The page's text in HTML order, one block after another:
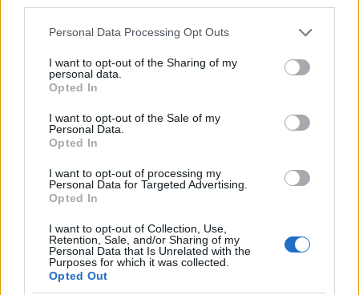
Please note that this website/app uses one or more Google
not limited to your visit or usage behaviour. You may click to
grant or deny consent to Google and its third-party tags to
use your data for below specified purposes in below Google
consent section.
Personal Data Processing Opt Outs
I want to opt-out of the Sharing of my
personal data.
Opted In
I want to opt-out of the Sale of my
Personal Data.
Opted In
I want to opt-out of processing my
Personal Data for Targeted Advertising.
Opted In
I want to opt-out of Collection, Use,
Retention, Sale, and/or Sharing of my
Personal Data that Is Unrelated with the
Purposes for which it was collected.
Opted Out
elterjedtek voltak (pl.Ortofon FFés
-sorozat, vagy
Audio-Technica AT-3600,AT91 ésAT-95E
), ezekhez
ma is lehet kapni eredeti gyári cseretűket. Más
hangszedőkhöz csak
Ezek lehetnek elfogadható minőségűek, de lehetnek
egy dzsunkán kőbaltával pattintott darabok is – a
webáruházas rendelés átka, hogy ez csak utólag
Az igazi megoldás egy új hangszedő, ami jól fog
Ezek sem feltétlenül drágák, a nem egész 23 ezer
forintos listaárúAudio-Technica VM95E
például a
legtöbb egyszerű lemezjátszóval szívesen párosodik
és emiatt már ezer éve veszik idősebb lemezjátszók